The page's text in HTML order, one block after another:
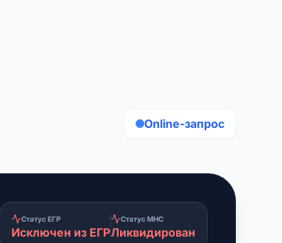
Online-запрос
Статус ЕГР
Исключен из ЕГР
Статус МНС
Ликвидирован